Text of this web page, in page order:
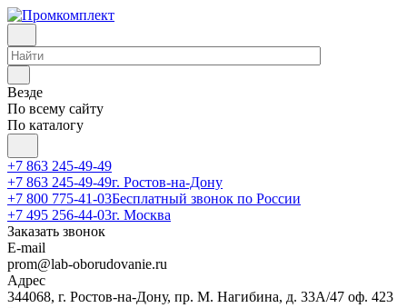
Везде
По всему сайту
По каталогу
+7 863 245-49-49
+7 863 245-49-49г. Ростов-на-Дону
+7 800 775-41-03Бесплатный звонок по России
+7 495 256-44-03г. Москва
Заказать звонок
E-mail
prom@lab-oborudovanie.ru
Адрес
344068, г. Ростов-на-Дону, пр. М. Нагибина, д. 33А/47 оф. 423